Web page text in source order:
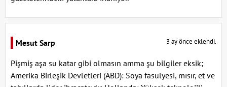
Mesut Sarp 3 ay önce eklendi.
Pişmiş aşa su katar gibi olmasın amma şu bilgiler eksik;
Amerika Birleşik Devletleri (ABD): Soya fasulyesi, mısır, et ve